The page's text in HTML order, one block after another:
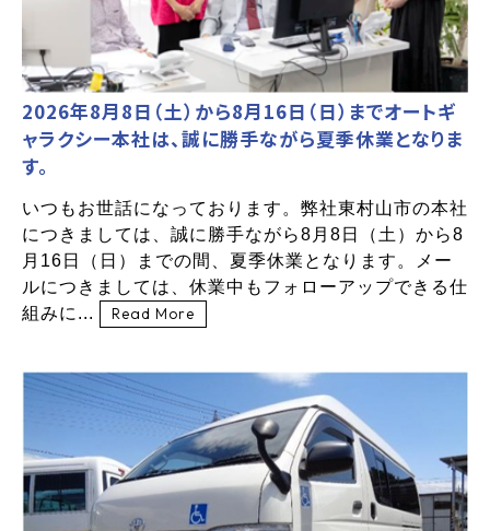
2026年8月8日（土）から8月16日（日）までオートギ
ャラクシー本社は、誠に勝手ながら夏季休業となりま
す。
いつもお世話になっております。弊社東村山市の本社
につきましては、誠に勝手ながら8月8日（土）から8
月16日（日）までの間、夏季休業となります。メー
ルにつきましては、休業中もフォローアップできる仕
組みに...
Read More